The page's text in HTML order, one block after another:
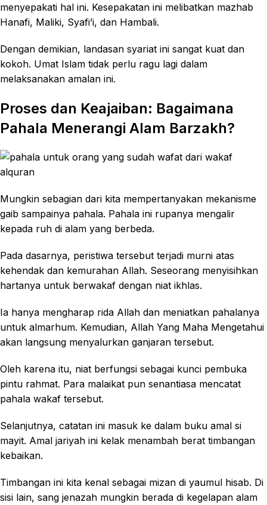
menyepakati hal ini. Kesepakatan ini melibatkan mazhab
Hanafi, Maliki, Syafi’i, dan Hambali.
Dengan demikian, landasan syariat ini sangat kuat dan
kokoh. Umat Islam tidak perlu ragu lagi dalam
melaksanakan amalan ini.
Proses dan Keajaiban: Bagaimana
Pahala Menerangi Alam Barzakh?
Mungkin sebagian dari kita mempertanyakan mekanisme
gaib sampainya pahala. Pahala ini rupanya mengalir
kepada ruh di alam yang berbeda.
Pada dasarnya, peristiwa tersebut terjadi murni atas
kehendak dan kemurahan Allah. Seseorang menyisihkan
hartanya untuk berwakaf dengan niat ikhlas.
Ia hanya mengharap rida Allah dan meniatkan pahalanya
untuk almarhum. Kemudian, Allah Yang Maha Mengetahui
akan langsung menyalurkan ganjaran tersebut.
Oleh karena itu, niat berfungsi sebagai kunci pembuka
pintu rahmat. Para malaikat pun senantiasa mencatat
pahala wakaf tersebut.
Selanjutnya, catatan ini masuk ke dalam buku amal si
mayit. Amal jariyah ini kelak menambah berat timbangan
kebaikan.
Timbangan ini kita kenal sebagai mizan di yaumul hisab. Di
sisi lain, sang jenazah mungkin berada di kegelapan alam